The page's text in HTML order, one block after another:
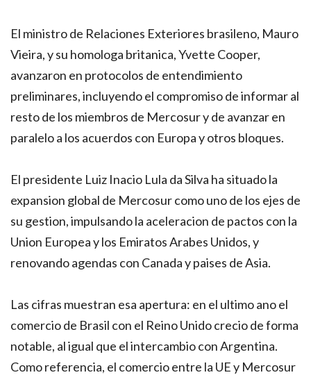
El ministro de Relaciones Exteriores brasileno, Mauro
Vieira, y su homologa britanica, Yvette Cooper,
avanzaron en protocolos de entendimiento
preliminares, incluyendo el compromiso de informar al
resto de los miembros de Mercosur y de avanzar en
paralelo a los acuerdos con Europa y otros bloques.
El presidente Luiz Inacio Lula da Silva ha situado la
expansion global de Mercosur como uno de los ejes de
su gestion, impulsando la aceleracion de pactos con la
Union Europea y los Emiratos Arabes Unidos, y
renovando agendas con Canada y paises de Asia.
Las cifras muestran esa apertura: en el ultimo ano el
comercio de Brasil con el Reino Unido crecio de forma
notable, al igual que el intercambio con Argentina.
Como referencia, el comercio entre la UE y Mercosur